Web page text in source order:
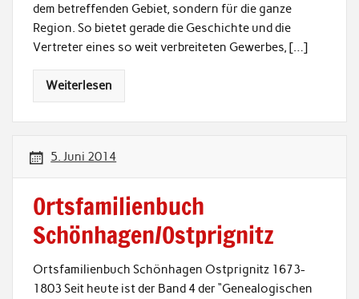
dem betreffenden Gebiet, sondern für die ganze
Region. So bietet gerade die Geschichte und die
Vertreter eines so weit verbreiteten Gewerbes, […]
Weiterlesen
5. Juni 2014
Ortsfamilienbuch
Schönhagen/Ostprignitz
Ortsfamilienbuch Schönhagen Ostprignitz 1673-
1803 Seit heute ist der Band 4 der “Genealogischen